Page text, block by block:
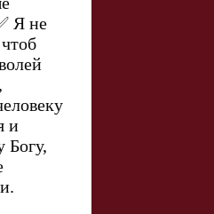
Я не
и
Богу,